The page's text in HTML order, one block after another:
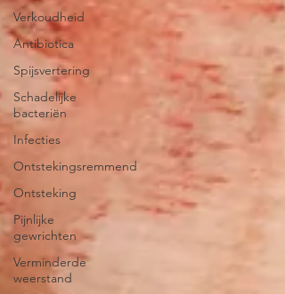
Verkoudheid
Antibiotica
Spijsvertering
Schadelijke
bacteriën
Infecties
Ontstekingsremmend
Ontsteking
Pijnlijke
gewrichten
Verminderde
weerstand